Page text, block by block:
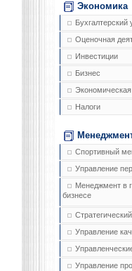
Экономика
Бухгалтерский
Оценочная
Инвестиции
Бизнес
Налоги
Спортивный
Управление
Менеджмент в
бизнесе
Управление
Управление